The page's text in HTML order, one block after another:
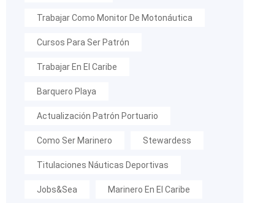
Trabajar Como Monitor De Motonáutica
Cursos Para Ser Patrón
Trabajar En El Caribe
Barquero Playa
Actualización Patrón Portuario
Como Ser Marinero Stewardess
Titulaciones Náuticas Deportivas
Jobs&Sea Marinero En El Caribe